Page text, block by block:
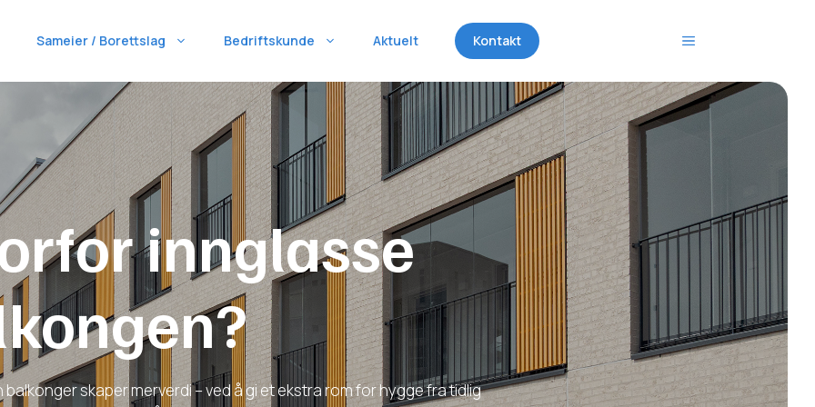
Sameier / Borettslag Bedriftskunde Aktuelt Kontakt
innglasse
balkonger skaper merverdi – ved å gi et ekstra rom for hygge fra tidlig